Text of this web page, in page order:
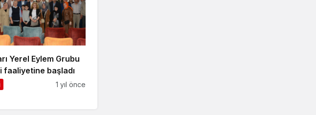
Yerel Eylem Grubu
faaliyetine başladı
1 yıl önce